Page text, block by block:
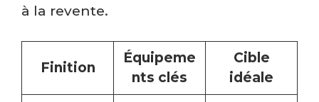
à la revente.
Finition
Équipeme
nts clés
Cible
idéale